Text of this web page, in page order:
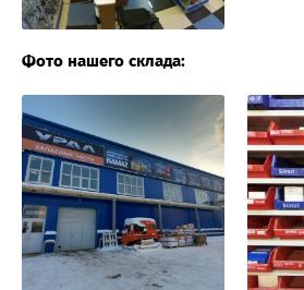
Фото нашего склада: